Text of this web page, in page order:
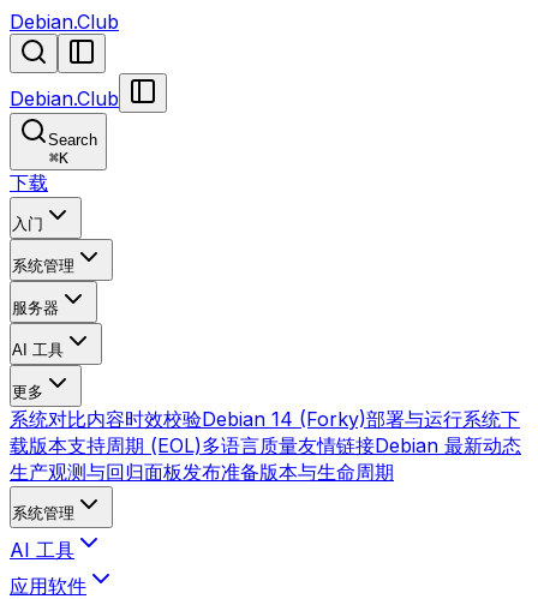
Debian.Club
Debian.Club
Search
⌘K
下载
入门
系统管理
服务器
AI 工具
更多
系统对比内容时效校验Debian 14 (Forky)部署与运行系统下
载版本支持周期 (EOL)多语言质量友情链接Debian 最新动态
生产观测与回归面板发布准备版本与生命周期
系统管理
AI 工具
应用软件